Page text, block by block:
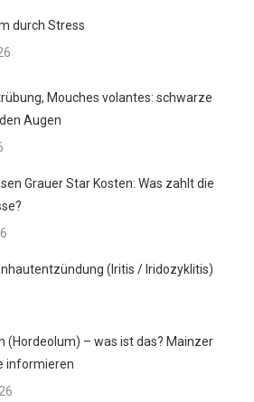
durch Stress
Mouches volantes: schwarze
Augen
Grauer Star Kosten: Was zahlt die
(Iritis / Iridozyklitis)
(Hordeolum) – was ist das? Mainzer
informieren